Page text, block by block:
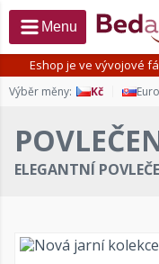
Eshop je ve vývojové
Výběr měny: Kč Euro
Menu
ELEGANTNÍ